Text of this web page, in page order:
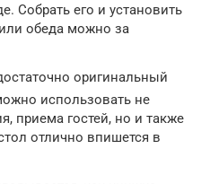
Собрать его и установить
обеда можно за
оригинальный
использовать не
приема гостей, но и также
отлично впишется в